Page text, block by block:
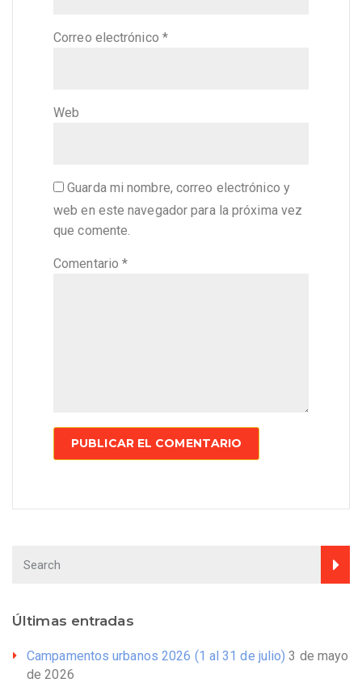
Correo electrónico *
Web
Guarda mi nombre, correo electrónico y
web en este navegador para la próxima vez
que comente.
Comentario*
Últimas entradas
Campamentos urbanos 2026 (1 al 31 de julio) 3 de mayo
de 2026